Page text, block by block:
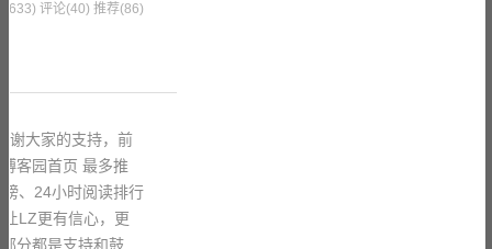
评论(40) 推荐(86)
谢大家的支持，前
客园首页 最多推
、24小时阅读排行
LZ更有信心，更
分都是支持和鼓